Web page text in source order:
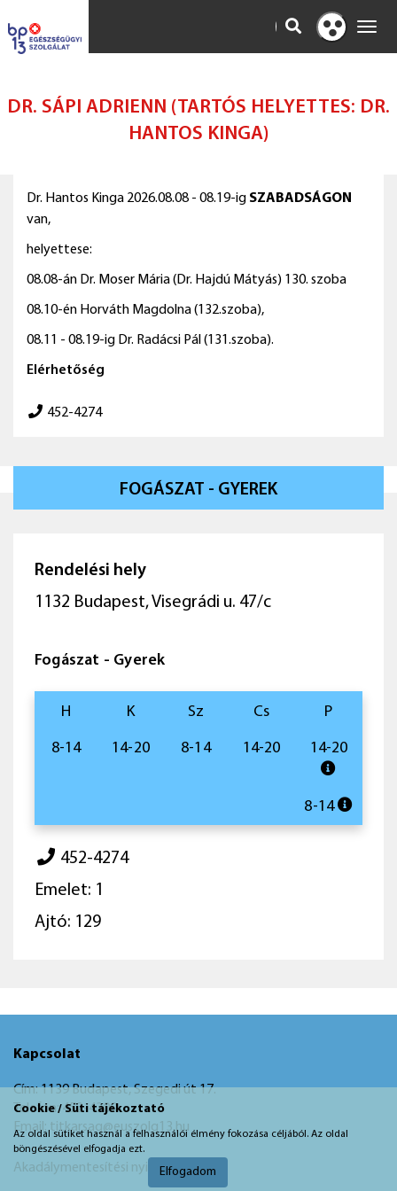
Cookie / Süti tájékoztató
Az oldal sütiket használ a felhasználói élmény fokozása céljából. Az oldal
böngészésével elfogadja ezt.
Elfogadom
KERESÉS
Kontraszt
nézet
DR. SÁPI ADRIENN (TARTÓS HELYETTES: DR.
HANTOS KINGA)
Dr. Hantos Kinga 2026.08.08 - 08.19-ig SZABADSÁGON
van,
helyettese:
08.08-án Dr. Moser Mária (Dr. Hajdú Mátyás) 130. szoba
08.10-én Horváth Magdolna (132.szoba),
08.11 - 08.19-ig Dr. Radácsi Pál (131.szoba).
Elérhetőség
452-4274
FOGÁSZAT - GYEREK
Rendelési hely
1132 Budapest, Visegrádi u. 47/c
Fogászat - Gyerek
H K Sz Cs P
8-14 14-20 8-14 14-20 14-20
8-14
452-4274
Emelet: 1
Ajtó: 129
Kapcsolat
Cím: 1139 Budapest, Szegedi út 17.
Telefon: 452-4200
Email: titkarsag@euszolg13.hu
Akadálymentesítési nyilatkozat